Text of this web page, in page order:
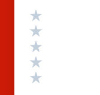
Valutazione